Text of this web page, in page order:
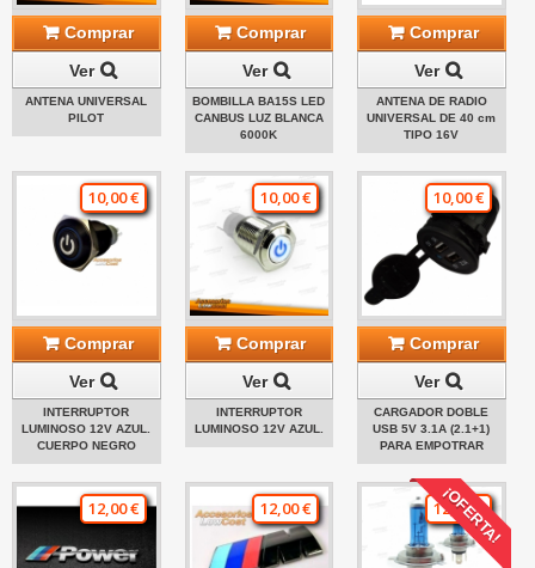
Comprar
Ver
ANTENA UNIVERSAL
PILOT
Comprar
Ver
BOMBILLA BA15S LED
CANBUS LUZ BLANCA
6000K
Comprar
Ver
ANTENA DE RADIO
UNIVERSAL DE 40 cm
TIPO 16V
10,00 €
Comprar
Ver
INTERRUPTOR
LUMINOSO 12V AZUL.
CUERPO NEGRO
10,00 €
Comprar
Ver
INTERRUPTOR
LUMINOSO 12V AZUL.
10,00 €
Comprar
Ver
CARGADOR DOBLE
USB 5V 3.1A (2.1+1)
PARA EMPOTRAR
12,00 € 12,00 € ¡OFERTA!
12,00 €